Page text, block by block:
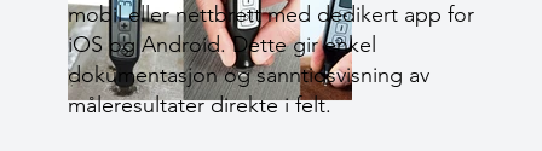
mobil eller nettbrett med dedikert app for
iOS og Android. Dette gir enkel
dokumentasjon og sanntidsvisning av
måleresultater direkte i felt.